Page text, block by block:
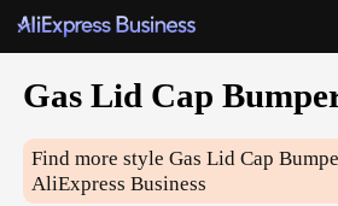
Gas Lid Cap
Find more styleGas Lid Cap
AliExpress Business